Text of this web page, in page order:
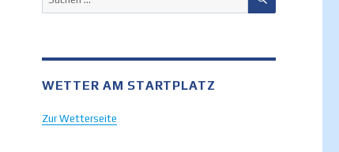
nach:
WETTER AM STARTPLATZ
Zur Wetterseite